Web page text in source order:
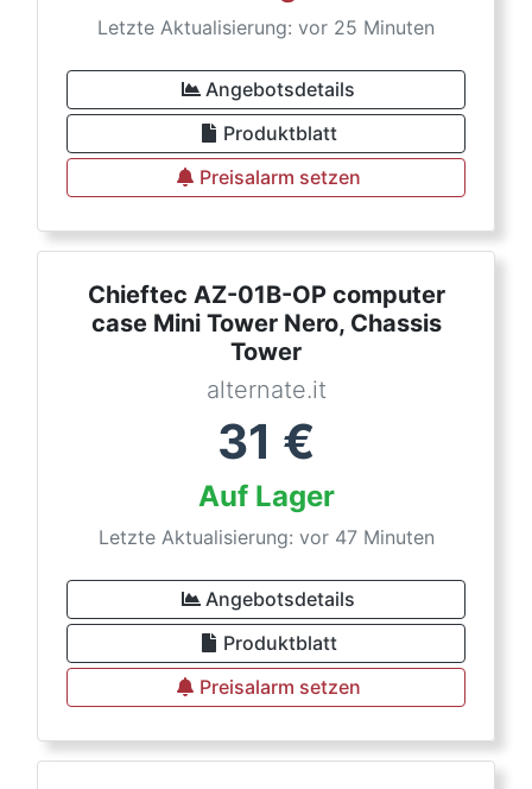
Letzte Aktualisierung: vor 25 Minuten
Angebotsdetails
Produktblatt
Preisalarm setzen
Chieftec AZ-01B-OP computer
case Mini Tower Nero, Chassis
Tower
alternate.it
31 €
Auf Lager
Letzte Aktualisierung: vor 47 Minuten
Angebotsdetails
Produktblatt
Preisalarm setzen